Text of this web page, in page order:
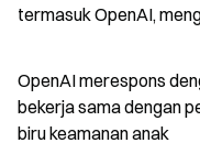
termasuk OpenAI,
OpenAI merespons
bekerja sama dengan
biru keamanan anak